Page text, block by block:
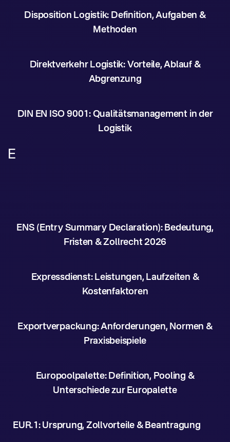
Disposition Logistik: Definition, Aufgaben &
Methoden
Direktverkehr Logistik: Vorteile, Ablauf &
Abgrenzung
DIN EN ISO 9001: Qualitätsmanagement in der
Logistik
E
ENS (Entry Summary Declaration): Bedeutung,
Fristen & Zollrecht 2026
Expressdienst: Leistungen, Laufzeiten &
Kostenfaktoren
Exportverpackung: Anforderungen, Normen &
Praxisbeispiele
Europoolpalette: Definition, Pooling &
Unterschiede zur Europalette
EUR.1: Ursprung, Zollvorteile & Beantragung